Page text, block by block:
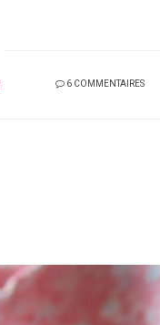
6 COMMENTAIRES